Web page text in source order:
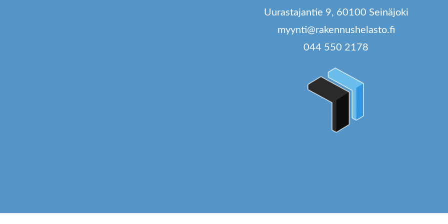
Uurastajantie 9, 60100 Seinäjoki
myynti@rakennushelasto.fi
044 550 2178